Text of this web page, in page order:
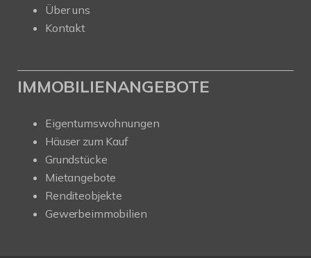
Über uns
Kontakt
IMMOBILIENANGEBOTE
Eigentumswohnungen
Häuser zum Kauf
Grundstücke
Mietangebote
Renditeobjekte
Gewerbeimmobilien